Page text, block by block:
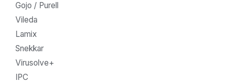
Gojo / Purell
Vileda
Lamix
Snekkar
Virusolve+
IPC